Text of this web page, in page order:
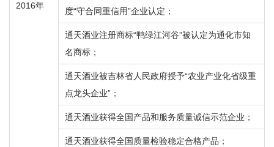
2016年
度“守合同重信用”企业认定；
通天酒业注册商标“鸭绿江河谷”被认定为通化市知
名商标；
通天酒业被吉林省人民政府授予“农业产业化省级重
点龙头企业”；
通天酒业获得全国产品和服务质量诚信示范企业；
通天酒业获得全国质量检验稳定合格产品；